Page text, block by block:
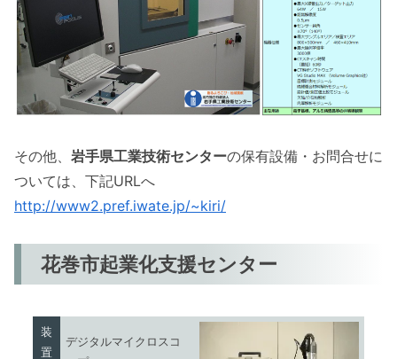
その他、 岩手県工業技術センターの保有設備・お問合せに
ついては、下記URLへ
http://www2.pref.iwate.jp/~kiri/
花巻市起業化支援センター
装
置
デジタルマイクロスコ